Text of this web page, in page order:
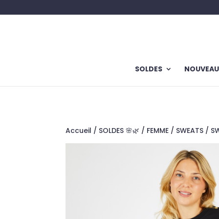
SOLDES
Accueil / SOLDES 🌸🌿 / FEMME / SWEATS /